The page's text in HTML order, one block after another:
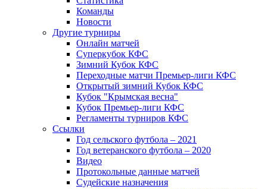
Команды
Новости
Другие турниры
Онлайн матчей
Суперкубок КФС
Зимний Кубок КФС
Переходные матчи Премьер-лиги КФС
Открытый зимний Кубок КФС
Кубок "Крымская весна"
Кубок Премьер-лиги КФС
Регламенты турниров КФС
Ссылки
Год сельского футбола – 2021
Год ветеранского футбола – 2020
Видео
Протокольные данные матчей
Судейские назначения